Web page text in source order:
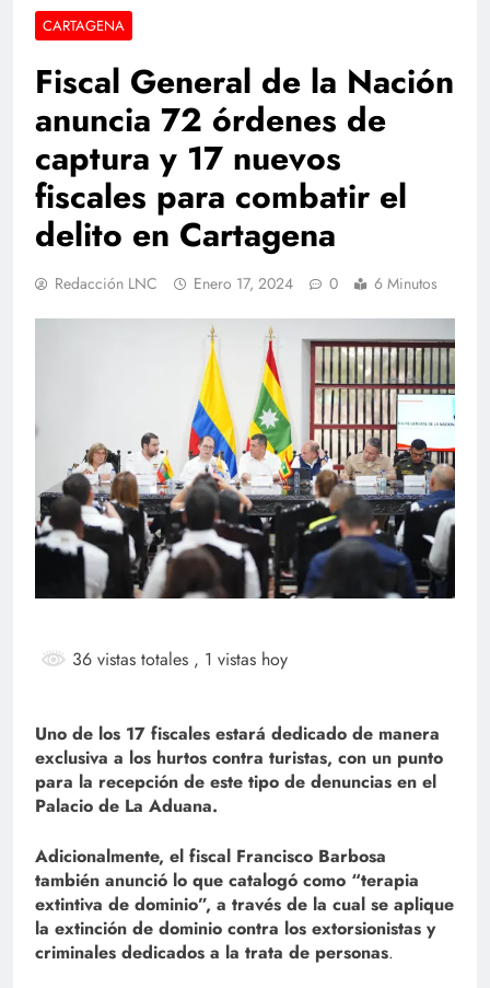
CARTAGENA
Fiscal General de la Nación
anuncia 72 órdenes de
captura y 17 nuevos
fiscales para combatir el
delito en Cartagena
Redacción LNC Enero 17, 2024 0 6 Minutos
36 vistas totales , 1 vistas hoy
Uno de los 17 fiscales estará dedicado de manera
exclusiva a los hurtos contra turistas, con un punto
para la recepción de este tipo de denuncias en el
Palacio de La Aduana.
Adicionalmente, el fiscal Francisco Barbosa
también anunció lo que catalogó como “terapia
extintiva de dominio”, a través de la cual se aplique
la extinción de dominio contra los extorsionistas y
criminales dedicados a la trata de personas.